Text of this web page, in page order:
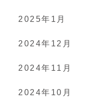
2025年1月
2024年12月
2024年11月
2024年10月